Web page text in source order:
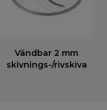
Vändbar 2 mm
skivnings-/rivskiva